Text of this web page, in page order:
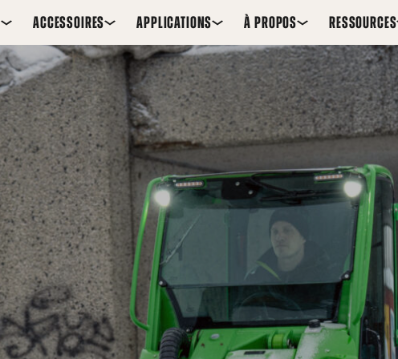
ACCESSOIRES APPLICATIONS À PROPOS RESSOURCES